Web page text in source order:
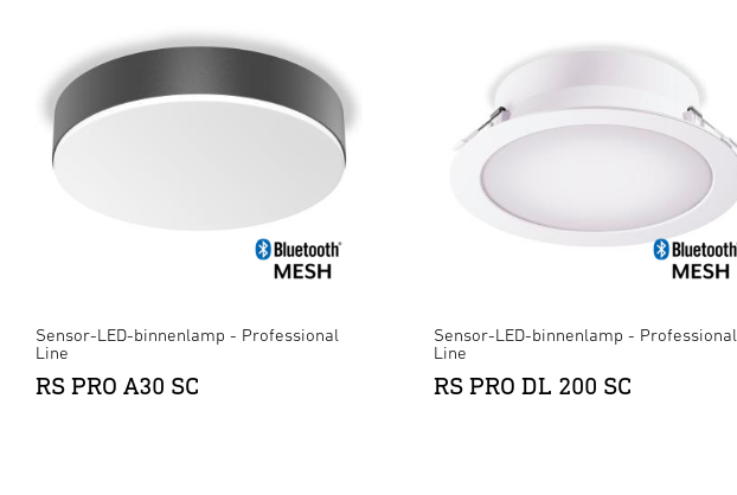
Sensor-LED-binnenlamp - Professional
Line
RS PRO A30 SC
Sensor-LED-binnenlamp - Professional
Line
RS PRO DL 200 SC